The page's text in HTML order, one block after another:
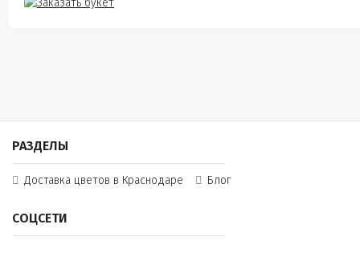
РАЗДЕЛЫ
Доставка цветов в Краснодаре Блог
СОЦСЕТИ